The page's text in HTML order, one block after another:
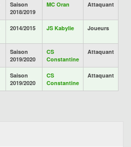
Saison
2018/2019
MC Oran Attaquant
2014/2015 JS Kabylie Joueurs
Saison
2019/2020
CS
Constantine
Attaquant
Saison
2019/2020
CS
Constantine
Attaquant